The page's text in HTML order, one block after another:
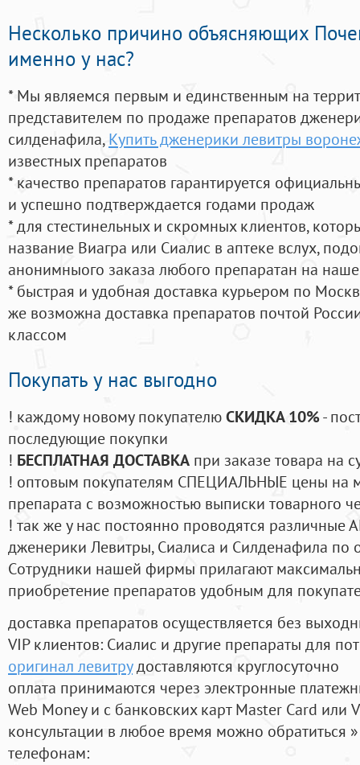
Несколько причино объясняющих
именно у нас?
* Мы являемся первым и единственным на
представителем по продаже препаратов
силденафила, Купить дженерики левитры
известных препаратов
* качество препаратов гарантируется
и успешно подтверждается годами продаж
* для стестинельных и скромных клиентов,
название Виагра или Сиалис в аптеке вслух,
анонимныого заказа любого препаратан на
* быстрая и удобная доставка курьером по
же возможна доставка препаратов почтой
классом
Покупать у нас выгодно
! каждому новому покупателюСКИДКА 10%-
последующие покупки
! БЕСПЛАТНАЯ ДОСТАВКА при заказе товара на
! оптовым покупателям СПЕЦИАЛЬНЫЕ цены на
препарата с возможностью выписки товарного
! так же у нас постоянно проводятся
дженерики Левитры, Сиалиса и Силденафила по
Cотрудники нашей фирмы прилагают
приобретение препаратов удобным для
доставка препаратов осуществляется без
VIP клиентов: Сиалис и другие препараты для
оригинал левитрудоставляются круглосуточно
оплата принимаются через электронные
Web Money и с банковских карт Master Card или
консультации в любое время можно обратиться
телефонам: